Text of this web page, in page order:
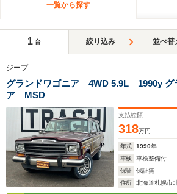
一覧から探す
1 台 絞り込み 並べ替
ジープ
グランドワゴニア 4WD 5.9L 1990y グ
ア MSD
支払総額
318万円
年式 1990年
車検
車検整備付
保証
保証無
住所
北海道札幌市